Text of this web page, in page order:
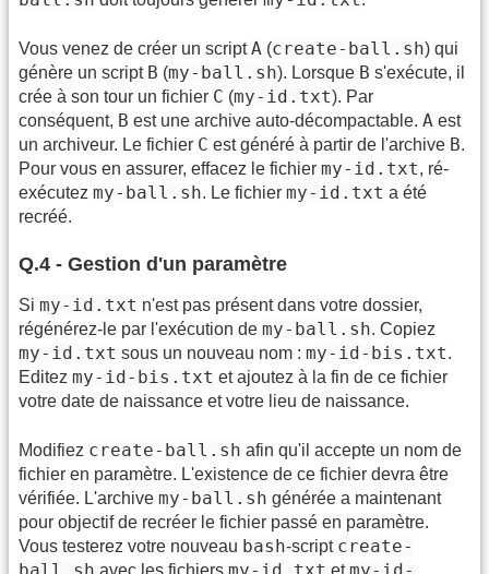
Vous venez de créer un scriptA (create-ball.sh) qui
génère un script B (my-ball.sh). Lorsque B s'exécute, il
crée à son tour un fichier C (my-id.txt). Par
conséquent, B est une archive auto-décompactable. A est
un archiveur. Le fichier C est généré à partir de l'archive B.
Pour vous en assurer, effacez le fichier my-id.txt, ré-
exécutez my-ball.sh. Le fichier my-id.txt a été
recréé.
Q.4 - Gestion d'un paramètre
Si my-id.txt n'est pas présent dans votre dossier,
régénérez-le par l'exécution de my-ball.sh. Copiez
my-id.txt sous un nouveau nom : my-id-bis.txt.
Editez my-id-bis.txt et ajoutez à la fin de ce fichier
votre date de naissance et votre lieu de naissance.
Modifiez create-ball.sh afin qu'il accepte un nom de
fichier en paramètre. L'existence de ce fichier devra être
vérifiée. L'archive my-ball.sh générée a maintenant
pour objectif de recréer le fichier passé en paramètre.
Vous testerez votre nouveau bash-script create-
ball.sh avec les fichiers my-id.txt etmy-id-